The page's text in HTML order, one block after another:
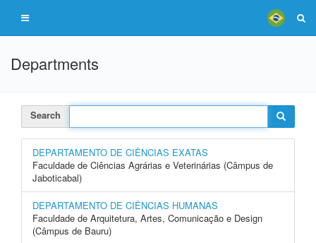
Departments
Search
DEPARTAMENTO DE CIÊNCIAS EXATAS
Faculdade de Ciências Agrárias e Veterinárias (Câmpus de
Jaboticabal)
DEPARTAMENTO DE CIÊNCIAS HUMANAS
Faculdade de Arquitetura, Artes, Comunicação e Design
(Câmpus de Bauru)